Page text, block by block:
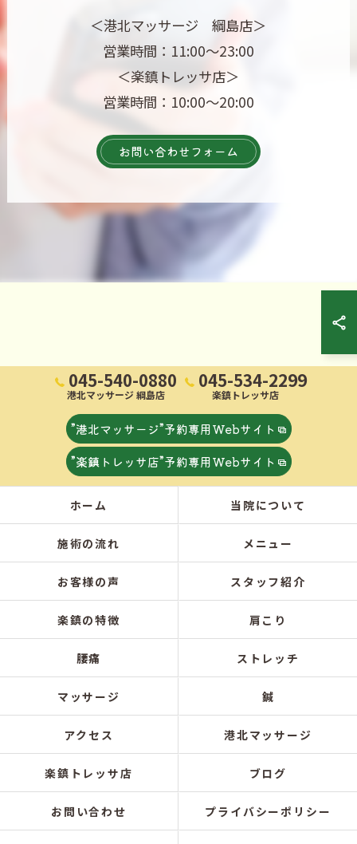
＜港北マッサージ 綱島店＞
営業時間：11:00～23:00
＜楽鎮トレッサ店＞
営業時間：10:00～20:00
お問い合わせフォーム
045-540-0880
港北マッサージ 綱島店
045-534-2299
楽鎮トレッサ店
”港北マッサージ”予約専用Webサイト
”楽鎮トレッサ店”予約専用Webサイト
ホーム 当院について
施術の流れ メニュー
お客様の声 スタッフ紹介
楽鎮の特徴 肩こり
腰痛 ストレッチ
マッサージ 鍼
アクセス 港北マッサージ
楽鎮トレッサ店 ブログ
お問い合わせ プライバシーポリシー